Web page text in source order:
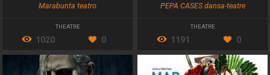
Marabunta teatro
THEATRE
1020 0
PEPA CASES dansa-teatre
THEATRE
1191 0